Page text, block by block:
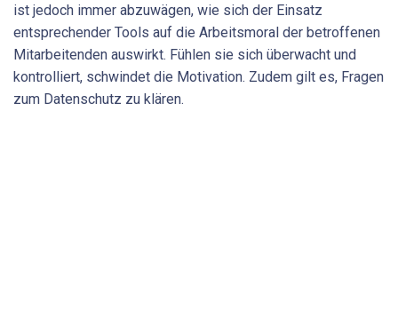
ist jedoch immer abzuwägen, wie sich der Einsatz
entsprechender Tools auf die Arbeitsmoral der betroffenen
Mitarbeitenden auswirkt. Fühlen sie sich überwacht und
kontrolliert, schwindet die Motivation. Zudem gilt es, Fragen
zum Datenschutz zu klären.